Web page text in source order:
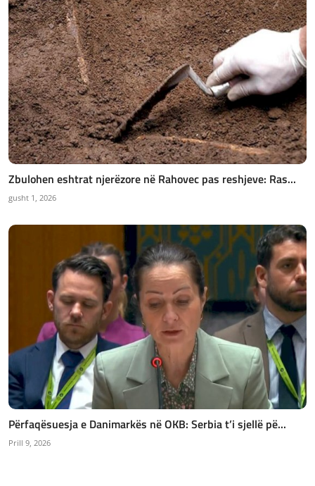
Zbulohen eshtrat njerëzore në Rahovec pas reshjeve: Ras...
gusht 1, 2026
Përfaqësuesja e Danimarkës në OKB: Serbia t’i sjellë pë...
Prill 9, 2026